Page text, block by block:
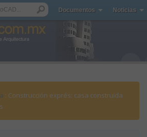
Documentos Noticias
: Construcción exprés: casa construida